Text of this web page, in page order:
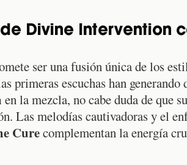
Divine Intervention
ser una fusión única de los
primeras escuchas han generando
en la mezcla, no cabe duda de que
Las melodías cautivadoras y el
Curecomplementan la energía